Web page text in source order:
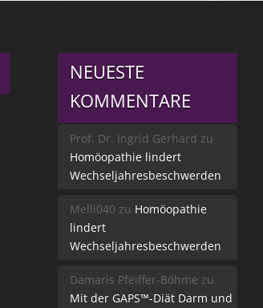
NEUESTE
KOMMENTARE
Prof. Dr. Ingrid Gerhard zu
Homöopathie lindert
Wechseljahresbeschwerden
Melli040 zu Homöopathie
lindert
Wechseljahresbeschwerden
Damaris Pfeiffer-Böhme zu
Mit der GAPS™-Diät Darm und